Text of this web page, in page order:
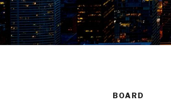
BOARD